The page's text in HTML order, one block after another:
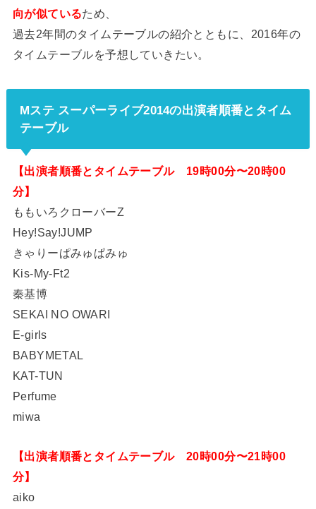
向が似ているため、
過去2年間のタイムテーブルの紹介とともに、2016年の
タイムテーブルを予想していきたい。
Mステ スーパーライブ2014の出演者順番とタイム
テーブル
【出演者順番とタイムテーブル 19時00分〜20時00
分】
ももいろクローバーZ
Hey!Say!JUMP
きゃりーぱみゅぱみゅ
Kis-My-Ft2
秦基博
SEKAI NO OWARI
E-girls
BABYMETAL
KAT-TUN
Perfume
miwa
【出演者順番とタイムテーブル 20時00分〜21時00
分】
aiko